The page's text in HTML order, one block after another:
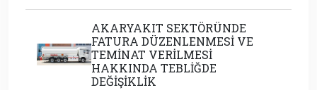
AKARYAKIT SEKTÖRÜNDE
FATURA DÜZENLENMESİ VE
TEMİNAT VERİLMESİ
HAKKINDA TEBLİĞDE
DEĞİŞİKLİK